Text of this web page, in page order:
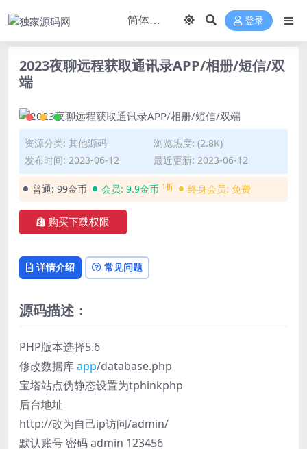
登录
2023夜聊远程获取通讯录APP/相册/短信/双
端
资源分类: 其他源码
浏览热度: (2.8K)
发布时间: 2023-06-12
最近更新: 2023-06-12
普通: 99金币 会员: 9.9金币 1折 终身会员: 免费
购买下载权限
详情介绍 常见问题
源码描述：
PHP版本选择5.6
修改数据库app/database.php
宝塔站点伪静态设置为tphinkphp
后台地址
http://改为自己ip访问/admin/
默认账号 密码 admin 123456